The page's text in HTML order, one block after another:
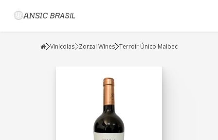
Vinícolas Zorzal Wines Terroir Único Malbec